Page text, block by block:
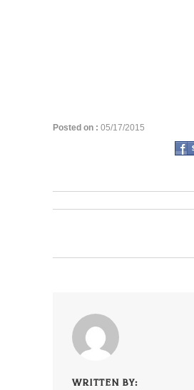
Posted on : 05/17/2015
WRITTEN BY: